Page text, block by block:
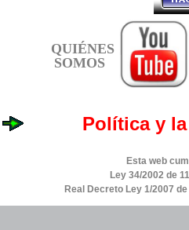
QUIÉNES
SOMOS
Política y
Esta web
Ley 34/2002 de
Real Decreto Ley 1/2007